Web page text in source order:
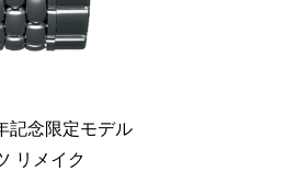
記念限定モデル
リメイク